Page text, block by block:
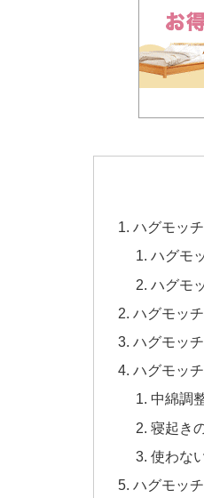
ハグモッ
ハグモ
ハグモ
ハグモッ
ハグモッ
ハグモッ
中綿調
寝起き
使わな
ハグモッ